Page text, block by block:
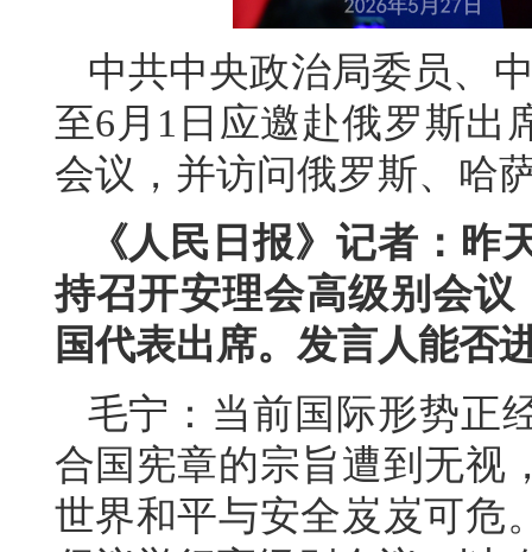
中共中央政治局委员、
至6月1日应邀赴俄罗斯出
会议，并访问俄罗斯、哈
《人民日报》记者：
持召开安理会高级别会议
国代表出席。发言人能否
毛宁：当前国际形势正
合国宪章的宗旨遭到无视
世界和平与安全岌岌可危